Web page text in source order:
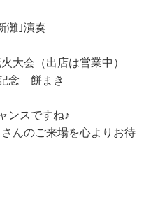
｣演奏
会（出店は営業中）
０周年記念 餅まき
ンスですね♪
んのご来場を心よりお待